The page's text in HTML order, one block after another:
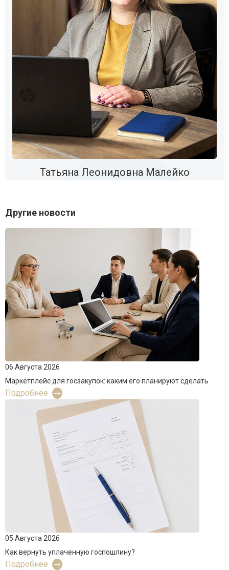
Татьяна Леонидовна Малейко
Другие новости
06 Августа 2026
Маркетплейс для госзакупок: каким его планируют сделать
Подробнее
05 Августа 2026
Как вернуть уплаченную госпошлину?
Подробнее